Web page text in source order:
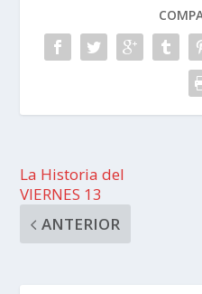
La Historia del
VIERNES 13
ANTERIOR